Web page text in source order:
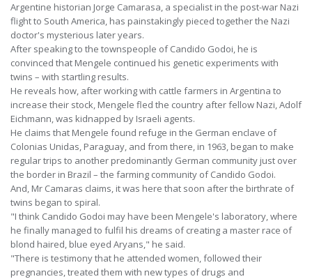
Argentine historian Jorge Camarasa, a specialist in the post-war Nazi
flight to South America, has painstakingly pieced together the Nazi
doctor's mysterious later years.
After speaking to the townspeople of Candido Godoi, he is
convinced that Mengele continued his genetic experiments with
twins – with startling results.
He reveals how, after working with cattle farmers in Argentina to
increase their stock, Mengele fled the country after fellow Nazi, Adolf
Eichmann, was kidnapped by Israeli agents.
He claims that Mengele found refuge in the German enclave of
Colonias Unidas, Paraguay, and from there, in 1963, began to make
regular trips to another predominantly German community just over
the border in Brazil – the farming community of Candido Godoi.
And, Mr Camaras claims, it was here that soon after the birthrate of
twins began to spiral.
"I think Candido Godoi may have been Mengele's laboratory, where
he finally managed to fulfil his dreams of creating a master race of
blond haired, blue eyed Aryans," he said.
"There is testimony that he attended women, followed their
pregnancies, treated them with new types of drugs and